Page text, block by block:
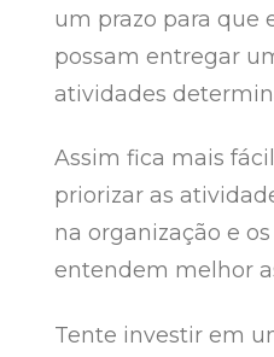
um prazo para que
possam entregar
atividades
Assim fica mais
priorizar as
na organização e
entendem melhor
Tente investir em